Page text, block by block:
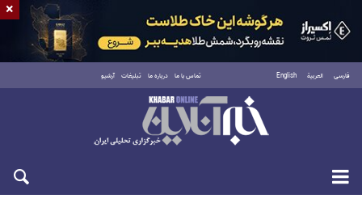
فارسی العربية English تماس با ما درباره ما تبلیغات آرشیو
پنجشنبه ۱۵ مرداد ۱۴۰۵
×